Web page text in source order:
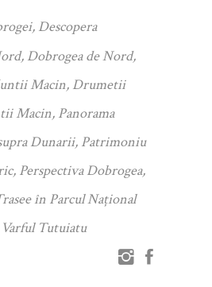
, Descopera
, Dobrogea de Nord,
Macin, Drumetii
Macin, Panorama
Dunarii, Patrimoniu
, Perspectiva Dobrogea,
în Parcul Național
Varful Tutuiatu